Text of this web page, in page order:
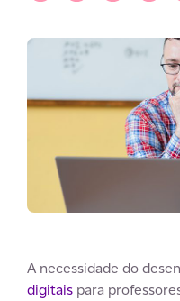
A necessidade do
digitais para